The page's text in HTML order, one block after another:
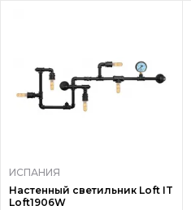
ИСПАНИЯ
Настенный светильник Loft IT
Loft1906W